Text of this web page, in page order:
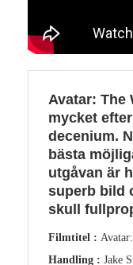
Avatar: The
mycket
decenium.
bästa
utgåvan är
superb bild
skull
Filmtitel :
Handling : Jake